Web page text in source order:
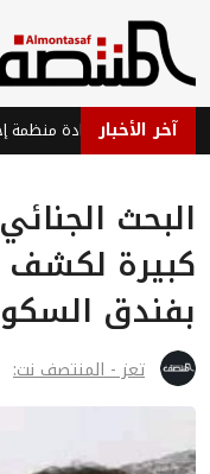
آخر الأخبار
البحث
كبيرة
بفندق
تعز - المنتصف نت: